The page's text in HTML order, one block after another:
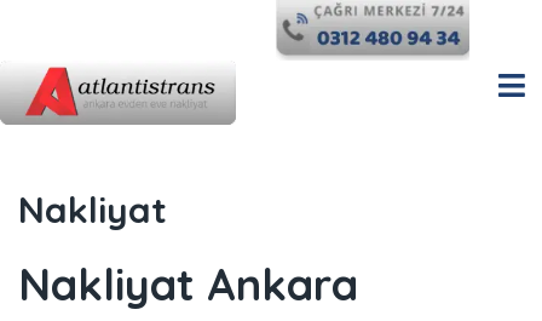
Nakliyat
Nakliyat Ankara